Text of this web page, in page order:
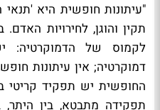
"עיתונות חופשית היא
תקין והוגן, לחירויות
לקמוס של הדמוקרטיה:
דמוקרטיה; אין עיתונות
החופשית יש תפקיד קריטי
תפקידה מתבטא, בין היתר,